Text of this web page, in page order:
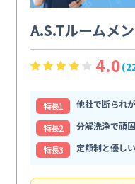
A.S.Tルームメ
4.0
特⻑1
他社で断られ
特⻑2
特⻑3
定額制と優し